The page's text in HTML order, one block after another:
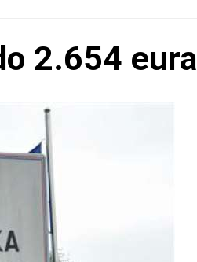
2.654 eura